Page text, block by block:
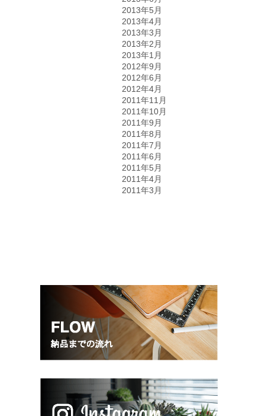
2013年5月
2013年4月
2013年3月
2013年2月
2013年1月
2012年9月
2012年6月
2012年4月
2011年11月
2011年10月
2011年9月
2011年8月
2011年7月
2011年6月
2011年5月
2011年4月
2011年3月